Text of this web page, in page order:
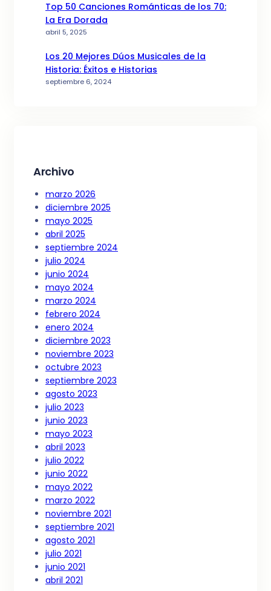
Top 50 Canciones Románticas de los 70:
La Era Dorada
abril 5, 2025
Los 20 Mejores Dúos Musicales de la
Historia: Éxitos e Historias
septiembre 6, 2024
Archivo
marzo 2026
diciembre 2025
mayo 2025
abril 2025
septiembre 2024
julio 2024
junio 2024
mayo 2024
marzo 2024
febrero 2024
enero 2024
diciembre 2023
noviembre 2023
octubre 2023
septiembre 2023
agosto 2023
julio 2023
junio 2023
mayo 2023
abril 2023
julio 2022
junio 2022
mayo 2022
marzo 2022
noviembre 2021
septiembre 2021
agosto 2021
julio 2021
junio 2021
abril 2021